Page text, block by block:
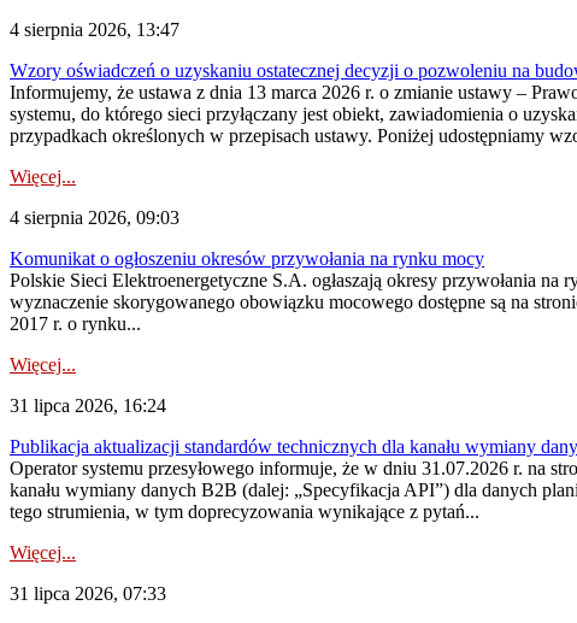
4 sierpnia 2026, 13:47
Wzory oświadczeń o uzyskaniu ostatecznej decyzji o pozwoleniu na
Informujemy, że ustawa z dnia 13 marca 2026 r. o zmianie ustawy –
systemu, do którego sieci przyłączany jest obiekt, zawiadomienia o
przypadkach określonych w przepisach ustawy. Poniżej udostępniamy
Więcej...
4 sierpnia 2026, 09:03
Komunikat o ogłoszeniu okresów przywołania na rynku mocy
Polskie Sieci Elektroenergetyczne S.A. ogłaszają okresy przywołania
wyznaczenie skorygowanego obowiązku mocowego dostępne są na
2017 r. o rynku...
Więcej...
31 lipca 2026, 16:24
Publikacja aktualizacji standardów technicznych dla kanału wymiany
Operator systemu przesyłowego informuje, że w dniu 31.07.2026 r. na
kanału wymiany danych B2B (dalej: „Specyfikacja API”) dla danych
tego strumienia, w tym doprecyzowania wynikające z pytań...
Więcej...
31 lipca 2026, 07:33